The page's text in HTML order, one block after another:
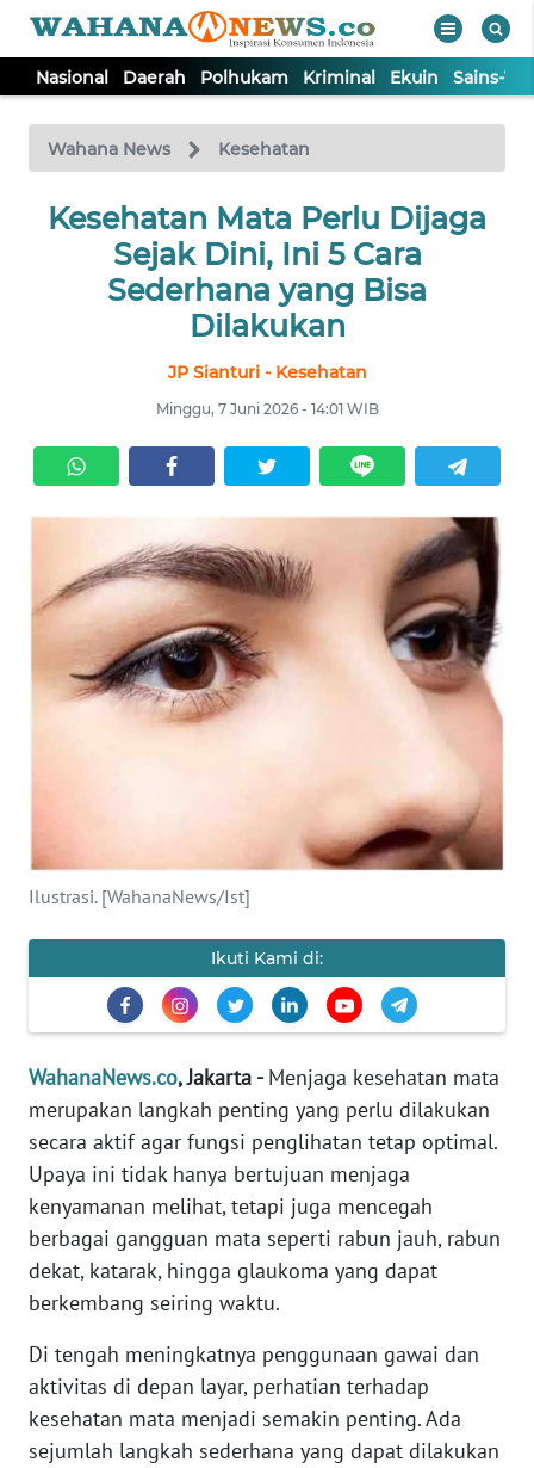
Nasional Daerah Polhukam Kriminal Ekuin Sains-
Wahana News Kesehatan
Kesehatan Mata Perlu Dijaga
Sejak Dini, Ini 5 Cara
Sederhana yang Bisa
Dilakukan
JP Sianturi - Kesehatan
Minggu, 7 Juni 2026 - 14:01 WIB
Ilustrasi. [WahanaNews/Ist]
Ikuti Kami di:
WahanaNews.co, Jakarta -Menjaga kesehatan mata
merupakan langkah penting yang perlu dilakukan
secara aktif agar fungsi penglihatan tetap optimal.
Upaya ini tidak hanya bertujuan menjaga
kenyamanan melihat, tetapi juga mencegah
berbagai gangguan mata seperti rabun jauh, rabun
dekat, katarak, hingga glaukoma yang dapat
berkembang seiring waktu.
Di tengah meningkatnya penggunaan gawai dan
aktivitas di depan layar, perhatian terhadap
kesehatan mata menjadi semakin penting. Ada
sejumlah langkah sederhana yang dapat dilakukan
TV
Tutup
NASIONAL
EKUIN
SAINS-TEKNO
KESEHATAN
INTERNASIONAL
EDITORIAL
Informasi
BERITA
KONTAK
KAMI
INFO
TENTANG
KAMI